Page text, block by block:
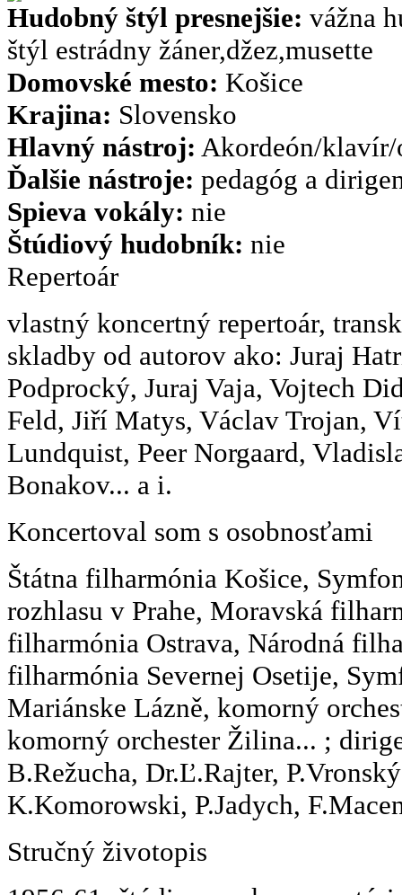
Hudobný štýl presnejšie: vážna
štýl estrádny žáner,džez,musette
Domovské mesto: Košice
Krajina: Slovensko
Hlavný nástroj: Akordeón/klavír/
Ďalšie nástroje: pedagóg a
Spieva vokály: nie
Štúdiový hudobník: nie
Repertoár
vlastný koncertný repertoár,
skladby od autorov ako: Juraj
Podprocký, Juraj Vaja, Vojtech
Feld, Jiří Matys, Václav Trojan,
Lundquist, Peer Norgaard,
Bonakov... a i.
Koncertoval som s osobnosťami
Štátna filharmónia Košice,
rozhlasu v Prahe, Moravská
filharmónia Ostrava, Národná
filharmónia Severnej Osetije,
Mariánske Lázně, komorný
komorný orchester Žilina... ;
B.Režucha, Dr.Ľ.Rajter,
K.Komorowski, P.Jadych,
Stručný životopis